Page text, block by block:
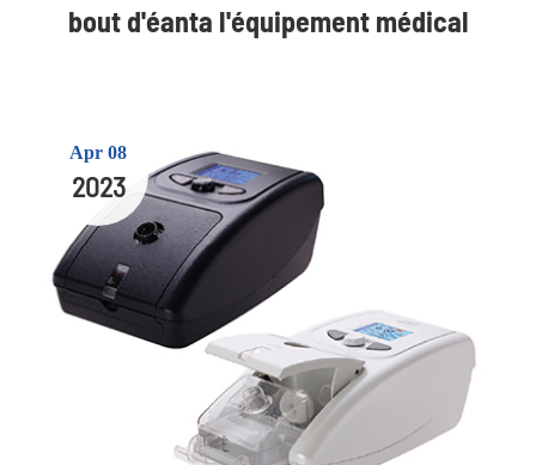
bout d'éanta l'équipement médical
Apr 08
2023